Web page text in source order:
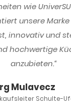
wie
unsere Marke
innovativ und
hochwertige
anzubieten.“
Mulavecz
Schulte-